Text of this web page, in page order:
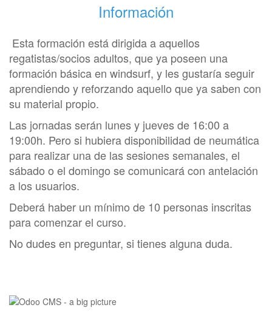
Información
Esta formación está dirigida a aquellos
regatistas/socios adultos, que ya poseen una
formación básica en windsurf, y les gustaría seguir
aprendiendo y reforzando aquello que ya saben con
su material propio.
Las jornadas serán lunes y jueves de 16:00 a
19:00h. Pero si hubiera disponibilidad de neumática
para realizar una de las sesiones semanales, el
sábado o el domingo se comunicará con antelación
a los usuarios.
Deberá haber un mínimo de 10 personas inscritas
para comenzar el curso.
No dudes en preguntar, si tienes alguna duda.